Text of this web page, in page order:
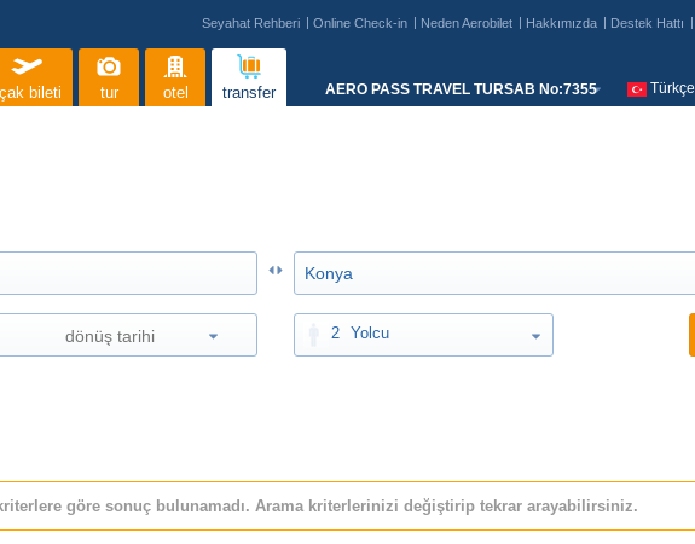
Seyahat Rehberi Online Check-in Neden Aerobilet Hakkımızda Destek Hattı
bileti tur otel transfer AERO PASS TRAVEL TURSAB No:7355 Türkçe
2 Yolcu
kriterlere göre sonuç bulunamadı. Arama kriterlerinizi değiştirip tekrar arayabilirsiniz.